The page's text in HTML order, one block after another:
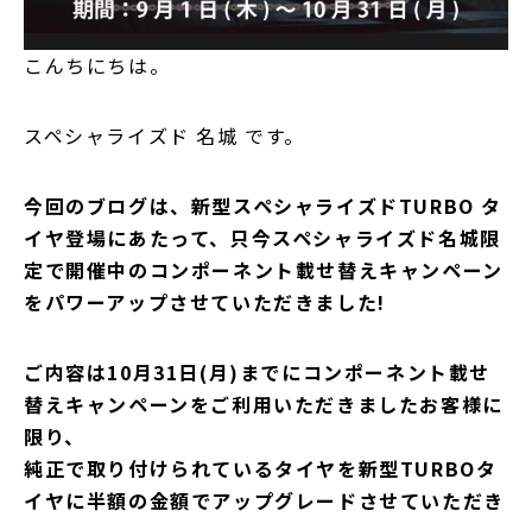
こんちにちは。
スペシャライズド 名城 です。
今回のブログは、新型スペシャライズドTURBO タ
イヤ登場にあたって、只今スペシャライズド名城限
定で開催中のコンポーネント載せ替えキャンペーン
をパワーアップさせていただきました!
ご内容は10月31日(月)までにコンポーネント載せ
替えキャンペーンをご利用いただきましたお客様に
限り、
純正で取り付けられているタイヤを新型TURBOタ
イヤに半額の金額でアップグレードさせていただき